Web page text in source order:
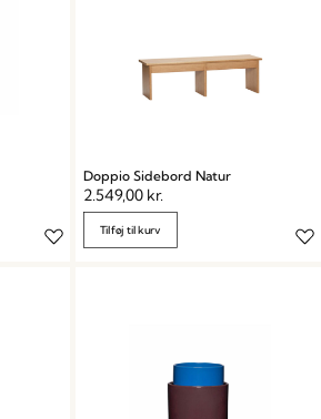
Doppio Sidebord Natur
2.549,00 kr.
Tilføj til kurv